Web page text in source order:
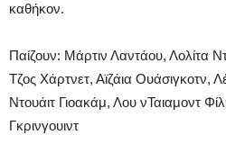
καθήκον.
Παίζουν: Μάρτιν Λαντάου, Λολίτα
Τζος Χάρτνετ, Αϊζάια Ουάσιγκοτν,
Ντουάιτ Γιοακάμ, Λου νΤαιαμοντ
Γκρινγουιντ